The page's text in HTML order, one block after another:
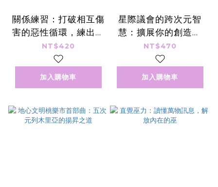
關係練習：打破相互傷
害的惡性循環，練出健
康、永續的愛
NT$420
加入購物車
星際議會的跨次元智
慧：擴展你的創造力
場，實現人間天堂
NT$470
加入購物車